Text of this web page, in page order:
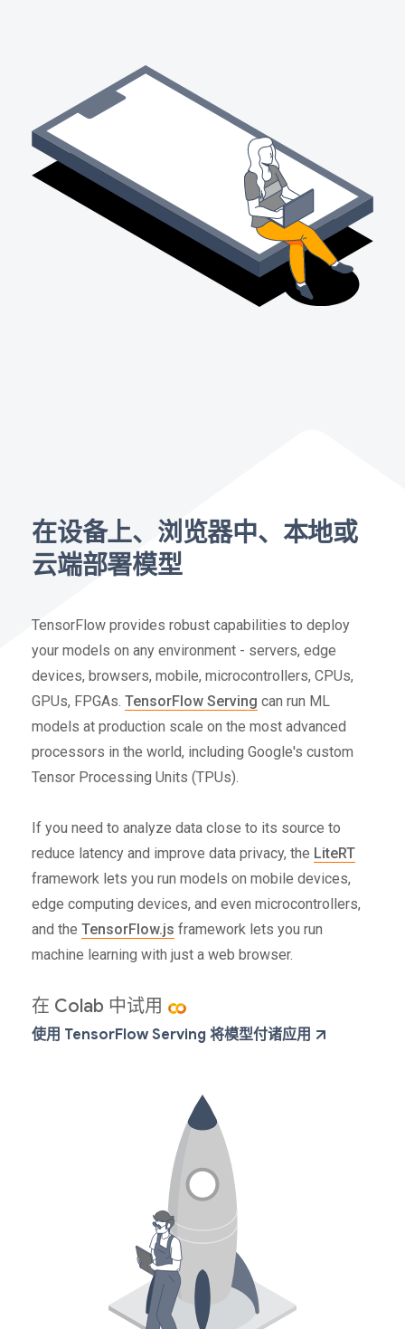
在设备上、浏览器中、本地或
云端部署模型
TensorFlow provides robust capabilities to deploy
your models on any environment - servers, edge
devices, browsers, mobile, microcontrollers, CPUs,
GPUs, FPGAs. TensorFlow Serving can run ML
models at production scale on the most advanced
processors in the world, including Google's custom
Tensor Processing Units (TPUs).
If you need to analyze data close to its source to
reduce latency and improve data privacy, the LiteRT
framework lets you run models on mobile devices,
edge computing devices, and even microcontrollers,
and the TensorFlow.js framework lets you run
machine learning with just a web browser.
在 Colab 中试用
使用 TensorFlow Serving 将模型付诸应用